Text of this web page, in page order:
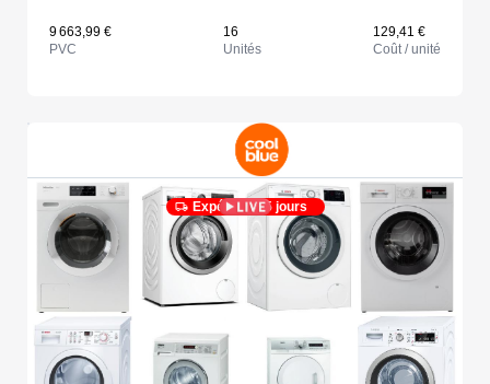
9 663,99 €
PVC
16
Unités
129,41 €
Coût / unité
Expédié en 5 jours